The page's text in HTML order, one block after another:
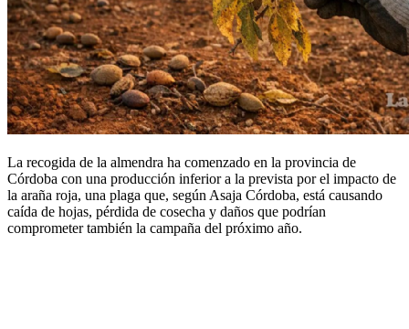
La recogida de la almendra ha comenzado en la provincia de
Córdoba con una producción inferior a la prevista por el impacto de
la araña roja, una plaga que, según Asaja Córdoba, está causando
caída de hojas, pérdida de cosecha y daños que podrían
comprometer también la campaña del próximo año.